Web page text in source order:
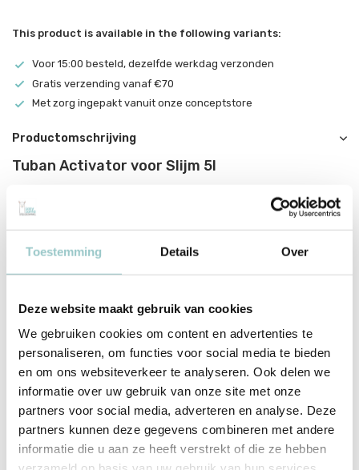
Toestemming Details Over
Deze website maakt gebruik van cookies
We gebruiken cookies om content en advertenties te
personaliseren, om functies voor social media te bieden
en om ons websiteverkeer te analyseren. Ook delen we
informatie over uw gebruik van onze site met onze
partners voor social media, adverteren en analyse. Deze
partners kunnen deze gegevens combineren met andere
informatie die u aan ze heeft verstrekt of die ze hebben
This product is available in the following variants:
Voor 15:00 besteld, dezelfde werkdag verzonden
Gratis verzending vanaf €70
Met zorg ingepakt vanuit onze conceptstore
Productomschrijving
Tuban Activator voor Slijm 5l
activator voor het maken van slijm in een handige kan. Combineer
deze slimeactivator met jouw favoriete kleur lijm en maak het
mooiste slijm!
van eindeloos speelplezier met hun zelfgemaakte slimes. Maak
rekbaar tot fluffy en stuiterend. De mogelijkheden zijn eindeloos!
Hoe maak je slijm met de Tuban activator?
1. Giet 100 mlTuban lijm(pva-lijm) in het mengbakje.
2. Giet 50 ml slime activator langzaam in de lijm.
3. Meng de ingrediënten zeer grondig totdat de massa
begint los te komen van de wanden.